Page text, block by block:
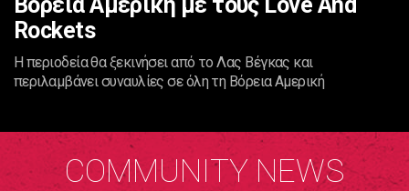
Rockets
Η περιοδεία θα ξεκινήσει από το Λας Βέγκας και
περιλαμβάνει συναυλίες σε όλη τη Βόρεια Αμερική
COMMUNITY NEWS